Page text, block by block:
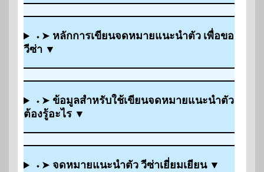
⬩➤ หลักการเขียนจดหมายแนะนำตัว เพื่อขอ
วีซ่า ▼
⬩➤ข้อมูลสำหรับใช้เขียนจดหมายแนะนำตัว
ต้องรู้อะไร ▼
⬩➤จดหมายแนะนำตัว วีซ่าเยี่ยมเยียน▼